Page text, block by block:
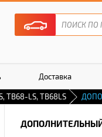
Доставка
TB68-LS, TB68LS